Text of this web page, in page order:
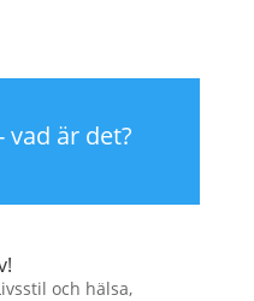
är det?
och hälsa,